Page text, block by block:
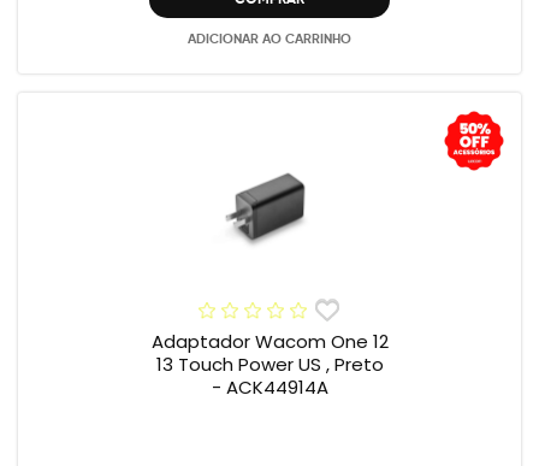
ADICIONAR AO CARRINHO
Adaptador Wacom One 12
13 Touch Power US , Preto
- ACK44914A